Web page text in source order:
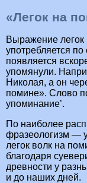
«Легок на
Выражение легок
употребляется
появляется
упомянули.
Николая, а он
помине». Слово
упоминание’.
По наиболее
фразеологизм —
легок волк на
благодаря
древности у
и до наших дней.